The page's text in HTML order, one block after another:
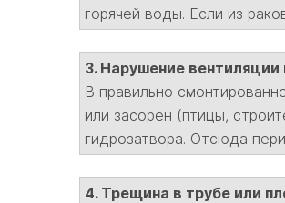
горячей воды. Если из
3. Нарушение вентиляции
В правильно
или засорен (птицы,
гидрозатвора. Отсюда
4. Трещина в трубе или